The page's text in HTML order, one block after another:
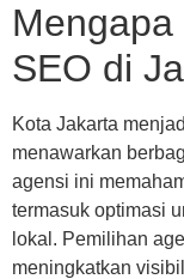
Mengapa
SEO di
Kota Jakarta
menawarkan
agensi ini
termasuk optimasi
lokal. Pemilihan
meningkatkan